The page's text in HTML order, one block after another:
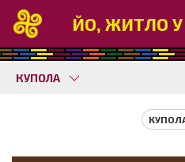
ЙО, ЖИТЛО У
КУПОЛА